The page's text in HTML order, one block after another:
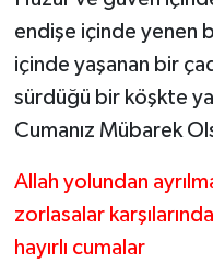
endişe içinde yenen
içinde yaşanan bir
sürdüğü bir köşkte
Cumanız Mübarek
Allah yolundan
zorlasalar
hayırlı cumalar